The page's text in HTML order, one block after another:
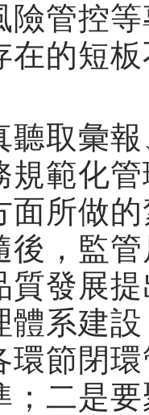
險管控
在的短
聽取彙
規範化
面所做
， 監
質發展
體系建
環節閉
；二是